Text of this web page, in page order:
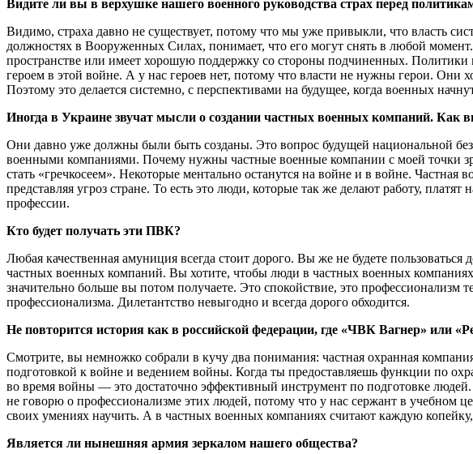
Видите ли вы в верхушке нашего военного руководства страх перед
Видимо, страха давно не существует, потому что мы уже привыкли, что власть
должностях в Вооруженных Силах, понимает, что его могут снять в любой
пространстве или имеет хорошую поддержку со стороны подчиненных. Политики
героем в этой войне. А у нас героев нет, потому что власти не нужны герои.
Поэтому это делается системно, с перспективами на будущее, когда военных
Иногда в Украине звучат мысли о создании частных военных компаний. Как
Они давно уже должны были быть созданы. Это вопрос будущей национальной
военными компаниями. Почему нужны частные военные компании с моей точки
стать «гречкосеем». Некоторые ментально останутся на войне и в войне.
представляя угроз стране. То есть это люди, которые так же делают работу,
профессии.
Кто будет получать эти ПВК?
Любая качественная амуниция всегда стоит дорого. Вы же не будете
частных военных компаний. Вы хотите, чтобы люди в частных военных компаниях
значительно больше вы потом получаете. Это спокойствие, это профессионализм
профессионализма. Дилетантство невыгодно и всегда дорого обходится.
Не повторится история как в российской федерации, где «ЧВК Вагнер» или
Смотрите, вы немножко собрали в кучу два понимания: частная охранная
подготовкой к войне и ведением войны. Когда ты предоставляешь функции по
во время войны — это достаточно эффективный инструмент по подготовке
не говорю о профессионализме этих людей, потому что у нас сержант в учебном
своих умениях научить. А в частных военных компаниях считают каждую
Является ли нынешняя армия зеркалом нашего общества?